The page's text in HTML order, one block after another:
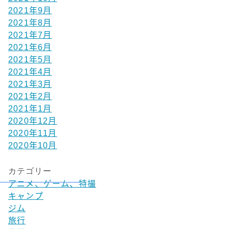
2021年9月
2021年8月
2021年7月
2021年6月
2021年5月
2021年4月
2021年3月
2021年2月
2021年1月
2020年12月
2020年11月
2020年10月
カテゴリー
アニメ、ゲーム、特撮
キャンプ
ジム
旅行